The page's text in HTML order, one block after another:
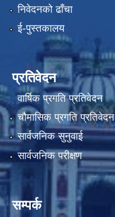
निवेदनको ढाँचा
ई-पुस्तकालय
प्रतिवेदन
वार्षिक प्रगति प्रतिवेदन
चौमासिक प्रगति प्रतिवेदन
सार्वजनिक सुनुवाई
सार्वजनिक परीक्षण
सम्पर्क